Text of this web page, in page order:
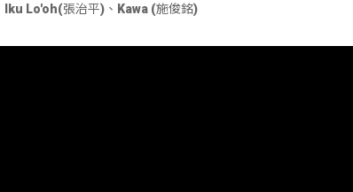
Iku Lo'oh(張治平) 、 Kawa (施俊銘)